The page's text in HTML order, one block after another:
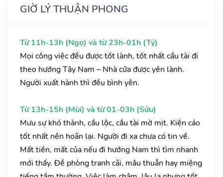
GIỜ LÝ THUẬN PHONG
Từ 11h-13h (Ngọ) và từ 23h-01h (Tý)
Mọi công việc đều được tốt lành, tốt nhất cầu tài đi
theo hướng Tây Nam – Nhà cửa được yên lành.
Người xuất hành thì đều bình yên.
Từ 13h-15h (Mùi) và từ 01-03h (Sửu)
Mưu sự khó thành, cầu lộc, cầu tài mờ mịt. Kiện cáo
tốt nhất nên hoãn lại. Người đi xa chưa có tin về.
Mất tiền, mất của nếu đi hướng Nam thì tìm nhanh
mới thấy. Đề phòng tranh cãi, mâu thuẫn hay miệng